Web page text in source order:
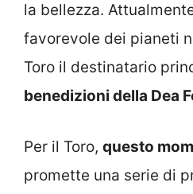
la bellezza.
favorevole dei pianeti
Toro il destinatario
benedizioni della Dea
Per il Toro, questo
promette una serie di